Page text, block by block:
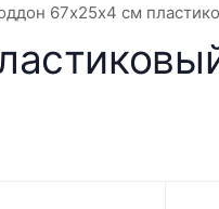
67х25х4 см